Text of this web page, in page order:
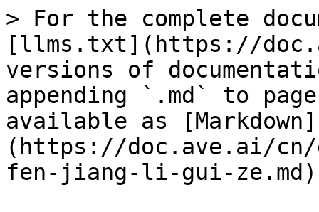
> For the complete
[llms.txt](https://
versions of
appending `.md` to
available as [Markdown]
(https://doc.ave.ai/cn/
fen-jiang-li-gui-